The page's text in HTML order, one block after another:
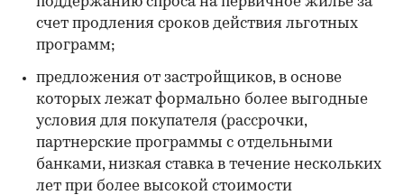
счет продления сроков действия льготных
программ;
предложения от застройщиков, в основе
которых лежат формально более выгодные
условия для покупателя (рассрочки,
партнерские программы с отдельными
банками, низкая ставка в течение нескольких
лет при более высокой стоимости